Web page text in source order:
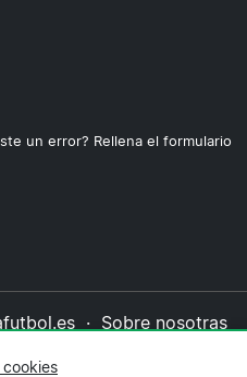
un error? Rellena el formulario
· Sobre nosotras